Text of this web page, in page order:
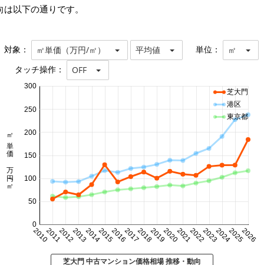
は以下の通りです。
対象： ㎡単価（万円/㎡） 平均値 単位： ㎡
タッチ操作： OFF
20102011201220132014201520162017201820192020202120222023202420252026
0
50
100
150
200
250
300
㎡単価 万円/㎡
芝大門
港区
東京都
芝大門 中古マンション価格相場 推移・動向